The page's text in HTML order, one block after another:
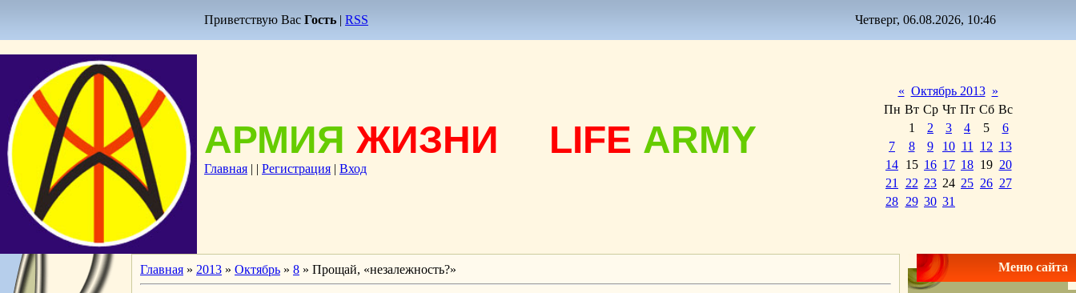
Приветствую Вас Гость | RSS Четверг, 06.08.2026, 10:46
АРМИЯ ЖИЗНИ LIFE ARMY
Главная | | Регистрация | Вход
« Октябрь 2013 »
Пн Вт Ср Чт Пт Сб Вс
1
2 3 4 5
6
7
8 9 10 11 12 13
14 15 16 17 18 19 20
21
22 23 24 25 26 27
28 29 30 31
Главная » 2013 » Октябрь » 8 » Прощай, «незалежность?» Меню сайта